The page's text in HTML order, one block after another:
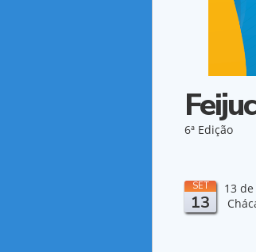
6ª Edição
SET
13
13